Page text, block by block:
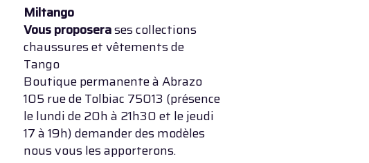
Miltango
Vous proposerases collections
chaussures et vêtements de
Tango
Boutique permanente à Abrazo
105 rue de Tolbiac 75013 (présence
le lundi de 20h à 21h30 et le jeudi
17 à 19h) demander des modèles
nous vous les apporterons.